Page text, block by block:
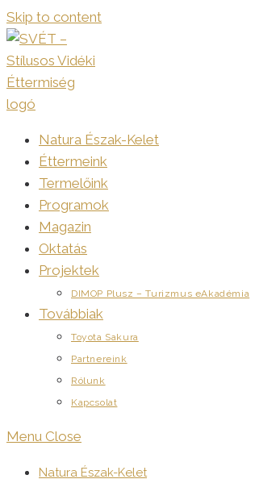
Skip to content
Natura Észak-Kelet
Éttermeink
Termelőink
Programok
Magazin
Oktatás
Projektek
DIMOP Plusz – Turizmus eAkadémia
Továbbiak
Toyota Sakura
Partnereink
Rólunk
Kapcsolat
Menu Close
Natura Észak-Kelet